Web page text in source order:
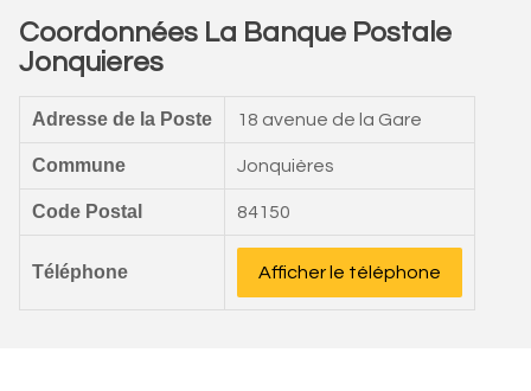
Coordonnées La Banque Postale
Jonquieres
Adresse de la Poste 18 avenue de la Gare
Commune Jonquières
Code Postal 84150
Téléphone Afficher le téléphone